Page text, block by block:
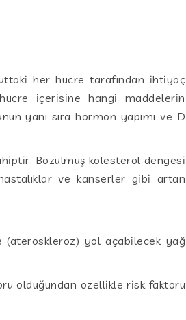
her hücre tarafından ihtiyaç
içerisine hangi maddelerin
yanı sıra hormon yapımı ve D
Bozulmuş kolesterol dengesi
ve kanserler gibi artan
(ateroskleroz) yol açabilecek yağ
olduğundan özellikle risk faktörü